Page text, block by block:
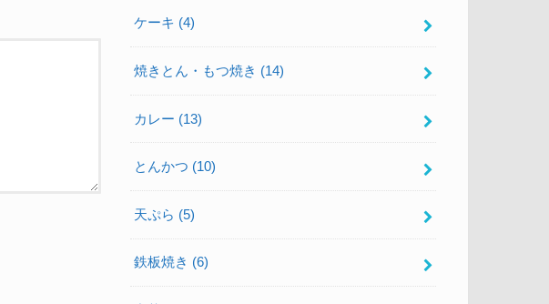
ケーキ (4)
焼きとん・もつ焼き (14)
カレー (13)
とんかつ (10)
天ぷら (5)
鉄板焼き (6)